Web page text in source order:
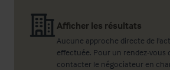
Afficher les résultats
Aucune approche directe de
effectuée. Pour un rendez-vous
contacter le négociateur en